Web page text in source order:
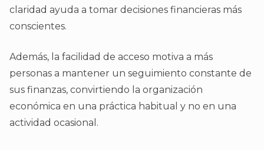
claridad ayuda a tomar decisiones financieras más
conscientes.
Además, la facilidad de acceso motiva a más
personas a mantener un seguimiento constante de
sus finanzas, convirtiendo la organización
económica en una práctica habitual y no en una
actividad ocasional.